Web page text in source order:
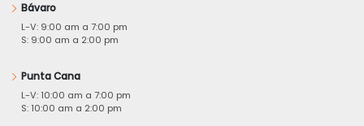
Bávaro
L-V: 9:00 am a 7:00 pm
S: 9:00 am a 2:00 pm
Punta Cana
L-V: 10:00 am a 7:00 pm
S: 10:00 am a 2:00 pm